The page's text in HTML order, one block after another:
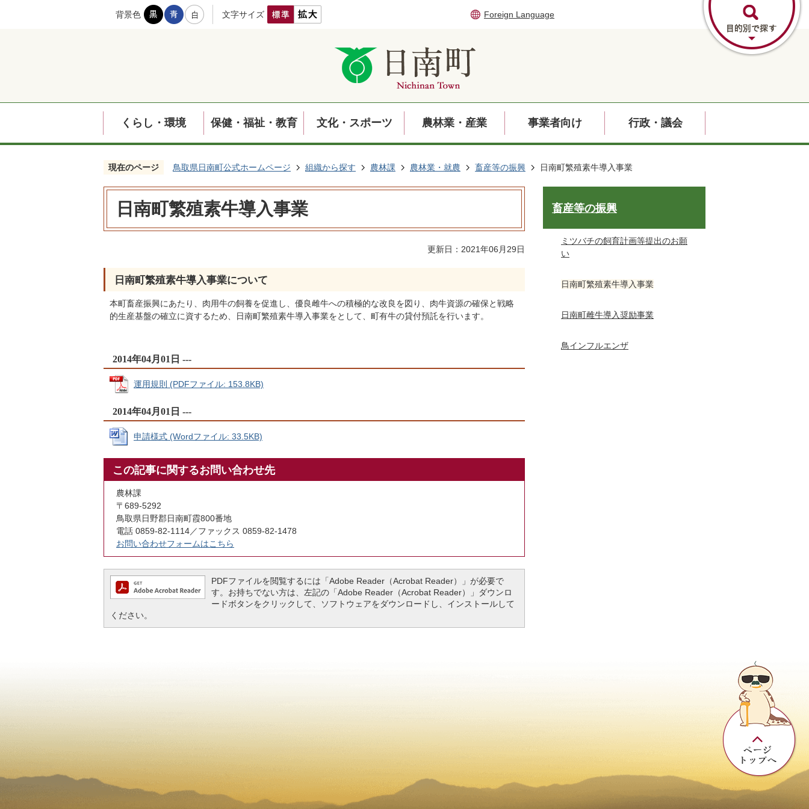
背景色 文字サイズ Foreign Language
くらし・環境 保健・福祉・教育 文化・スポーツ 農林業・産業 事業者向け 行政・議会
現在のページ 鳥取県日南町公式ホームページ 組織から探す 農林課 農林業・就農 畜産等の振興 日南町繁殖素牛導入事業
日南町繁殖素牛導入事業
更新日：2021年06月29日
日南町繁殖素牛導入事業について
本町畜産振興にあたり、肉用牛の飼養を促進し、優良雌牛への積極的な改良を図り、肉牛資源の確保と戦略
的生産基盤の確立に資するため、日南町繁殖素牛導入事業をとして、町有牛の貸付預託を行います。
2014年04月01日 ---
運用規則 (PDFファイル: 153.8KB)
2014年04月01日 ---
申請様式 (Wordファイル: 33.5KB)
この記事に関するお問い合わせ先
農林課
〒689-5292
鳥取県日野郡日南町霞800番地
電話 0859-82-1114／ファックス 0859-82-1478
お問い合わせフォームはこちら
PDFファイルを閲覧するには「Adobe Reader（Acrobat Reader）」が必要で
す。お持ちでない方は、左記の「Adobe Reader（Acrobat Reader）」ダウンロ
ードボタンをクリックして、ソフトウェアをダウンロードし、インストールして
ください。
畜産等の振興
ミツバチの飼育計画等提出のお願
い
日南町繁殖素牛導入事業
日南町雌牛導入奨励事業
鳥インフルエンザ